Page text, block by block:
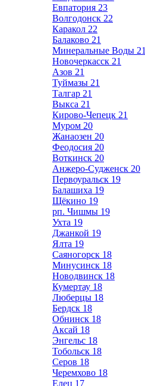
Евпатория 23
Волгодонск 22
Каракол 22
Балаково 21
Минеральные Воды 21
Новочеркасск 21
Азов 21
Туймазы 21
Талгар 21
Выкса 21
Кирово-Чепецк 21
Муром 20
Жанаозен 20
Феодосия 20
Воткинск 20
Анжеро-Судженск 20
Первоуральск 19
Балашиха 19
Щёкино 19
рп. Чишмы 19
Ухта 19
Джанкой 19
Ялта 19
Саяногорск 18
Минусинск 18
Новодвинск 18
Кумертау 18
Люберцы 18
Бердск 18
Обнинск 18
Аксай 18
Энгельс 18
Тобольск 18
Серов 18
Черемхово 18
Елец 17